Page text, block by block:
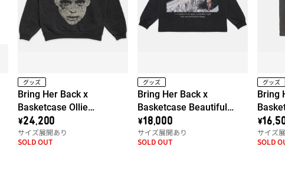
グッズ
Bring Her Back x
Basketcase Ollie
Crewneck
\24,200
サイズ展開あり
SOLD OUT
グッズ
Bring Her Back x
Basketcase Beautiful
Angel Long Sleeve
\18,000
サイズ展開あり
SOLD OUT
グッズ
Bring
サイズ
SOLD